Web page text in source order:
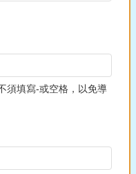
須填寫-或空格，以免導